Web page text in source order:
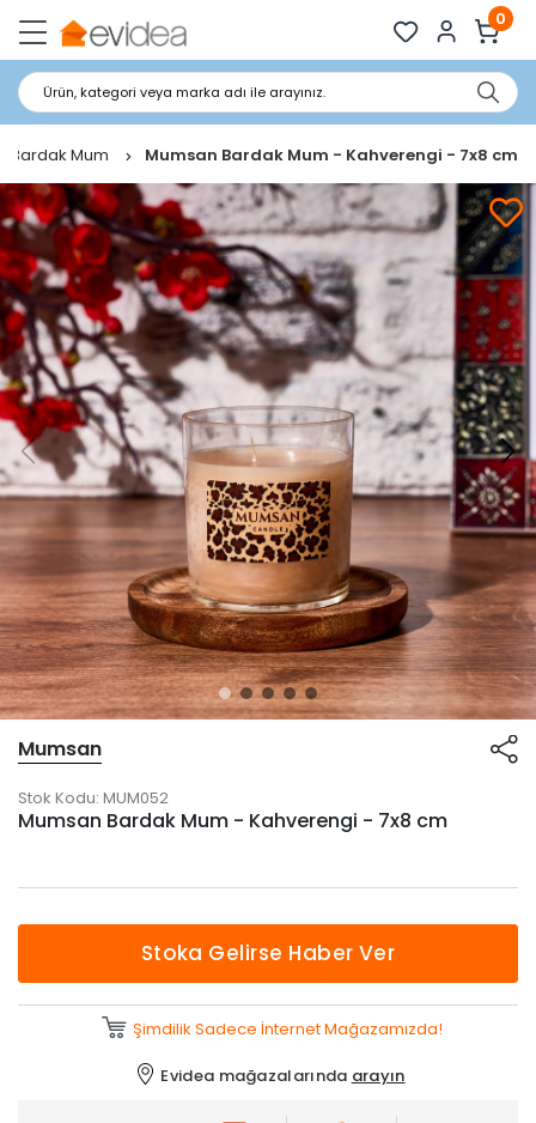
0
Ürün, kategori veya marka adı ile arayınız.
Bardak Mum Mumsan Bardak Mum - Kahverengi - 7x8 cm
Mumsan
Stok Kodu: MUM052
Mumsan Bardak Mum - Kahverengi - 7x8 cm
Stoka Gelirse Haber Ver
Şimdilik Sadece İnternet Mağazamızda!
Evidea mağazalarında arayın